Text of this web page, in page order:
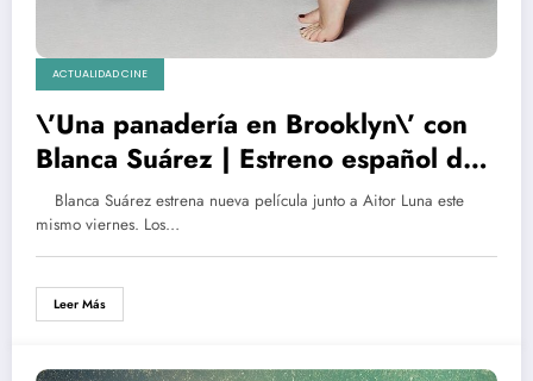
ACTUALIDAD CINE
\’Una panadería en Brooklyn\’ con
Blanca Suárez | Estreno español de
la semana | Películas cartelera
Blanca Suárez estrena nueva película junto a Aitor Luna este
mismo viernes. Los…
Leer Más